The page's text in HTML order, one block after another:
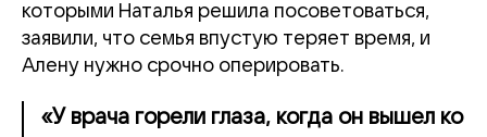
которыми Наталья решила посоветоваться,
заявили, что семья впустую теряет время, и
Алену нужно срочно оперировать.
«У врача горели глаза, когда он вышел ко